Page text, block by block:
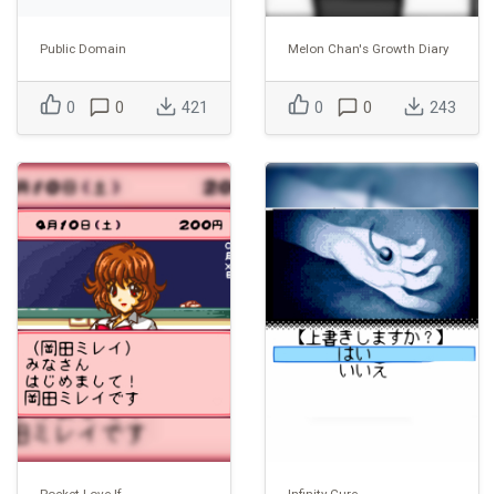
Public Domain
0 0 421
Melon Chan's Growth Diary
0 0 243